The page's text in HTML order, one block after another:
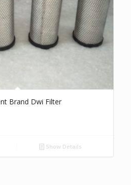
Brand Dwi Filter
Show Details